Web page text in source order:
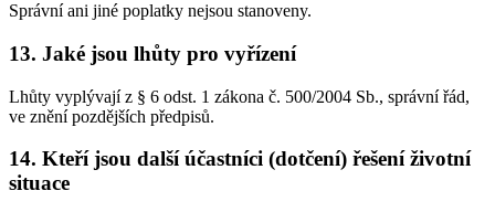
Správní ani jiné poplatky nejsou stanoveny.
13. Jaké jsou lhůty pro vyřízení
Lhůty vyplývají z § 6 odst. 1 zákona č. 500/2004 Sb., správní řád,
ve znění pozdějších předpisů.
14. Kteří jsou další účastníci (dotčení) řešení životní
situace